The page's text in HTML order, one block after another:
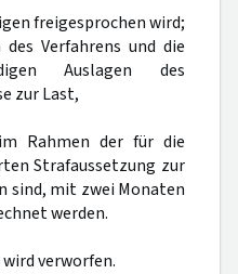
freigesprochen wird;
Verfahrens und die
Auslagen des
zur Last,
Rahmen der für die
Strafaussetzung zur
sind, mit zwei Monaten
werden.
verworfen.